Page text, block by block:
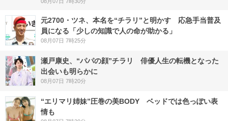
元2700・ツネ、本名を“チラリ”と明かす 応急手当普及
員になる「少しの知識で人の命が助かる」
08月07日 7時25分
瀬戸康史、“パパの顔”チラリ 俳優人生の転機となった
出会いも明らかに
08月07日 7時20分
“エリマリ姉妹”圧巻の美BODY ベッドでは色っぽい表
情も